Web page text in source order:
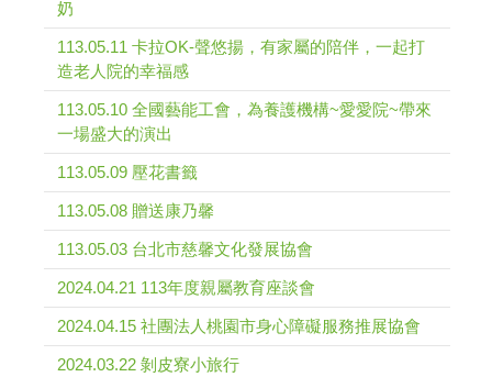
奶
113.05.11 卡拉OK-聲悠揚，有家屬的陪伴，一起打
造老人院的幸福感
113.05.10 全國藝能工會，為養護機構~愛愛院~帶來
一場盛大的演出
113.05.09 壓花書籤
113.05.08 贈送康乃馨
113.05.03 台北市慈馨文化發展協會
2024.04.21 113年度親屬教育座談會
2024.04.15 社團法人桃園市身心障礙服務推展協會
2024.03.22 剝皮寮小旅行